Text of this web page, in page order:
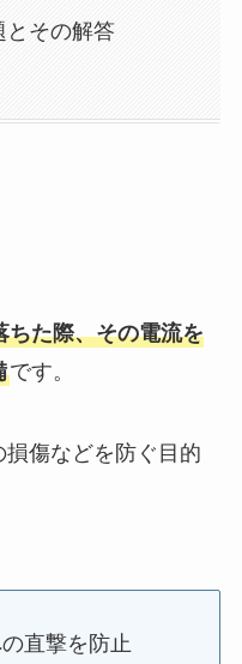
とその解答
ちた際、その電流を
です。
傷などを防ぐ目的
直撃を防止